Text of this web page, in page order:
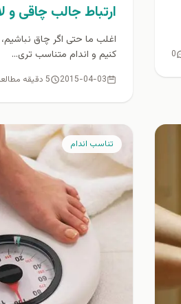
0
ارتباط جالب چاقی و
اغلب ما حتی اگر چاق
کنیم و اندام متناسب تری...
2015-04-03 5 دقیقه مطالعه
تناسب اندام